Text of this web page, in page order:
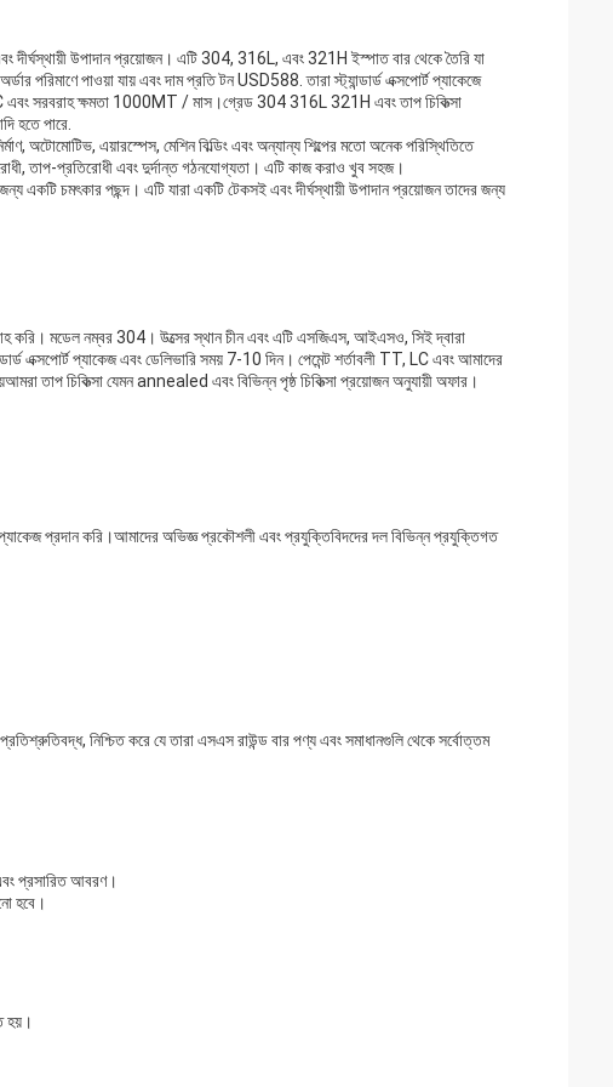
দীর্ঘস্থায়ী উপাদান প্রয়োজন। এটি 304, 316L, এবং 321H ইস্পাত বার থেকে তৈরি যা
পাওয়া যায় এবং দাম প্রতি টন USD588. তারা স্ট্যান্ডার্ড এক্সপোর্ট প্যাকেজে
এবং সরবরাহ ক্ষমতা 1000MT / মাস।গ্রেড 304 316L 321H এবং তাপ চিকিত্সা
হতে পারে.
অটোমোটিভ, এয়ারস্পেস, মেশিন বিল্ডিং এবং অন্যান্য শিল্পের মতো অনেক পরিস্থিতিতে
তাপ-প্রতিরোধী এবং দুর্দান্ত গঠনযোগ্যতা। এটি কাজ করাও খুব সহজ।
একটি চমৎকার পছন্দ। এটি যারা একটি টেকসই এবং দীর্ঘস্থায়ী উপাদান প্রয়োজন তাদের জন্য
করি। মডেল নম্বর 304। উত্সের স্থান চীন এবং এটি এসজিএস, আইএসও, সিই দ্বারা
এক্সপোর্ট প্যাকেজ এবং ডেলিভারি সময় 7-10 দিন। পেমেন্ট শর্তাবলী TT, LC এবং আমাদের
তাপ চিকিত্সা যেমন annealed এবং বিভিন্ন পৃষ্ঠ চিকিত্সা প্রয়োজন অনুযায়ী অফার।
প্রদান করি।আমাদের অভিজ্ঞ প্রকৌশলী এবং প্রযুক্তিবিদদের দল বিভিন্ন প্রযুক্তিগত
নিশ্চিত করে যে তারা এসএস রাউন্ড বার পণ্য এবং সমাধানগুলি থেকে সর্বোত্তম
প্রসারিত আবরণ।
হবে।
হয়।